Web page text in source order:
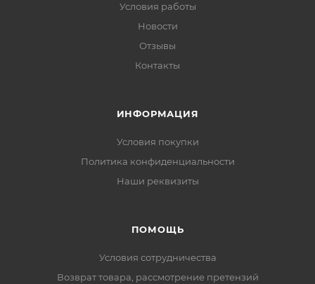
Условия работы
Новости
Отзывы
Контакты
ИНФОРМАЦИЯ
Условия покупки
Политика конфиденциальности
Наши реквизиты
ПОМОЩЬ
Условия сотрудничества
Возврат товара, рассмотрение претензий